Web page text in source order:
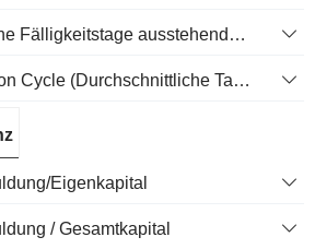
Durchschnittliche Fälligkeitstage ausstehender Zahlungen
Cash Conversion Cycle (Durchschnittliche Tage)
Eigenkapital
/ Gesamtkapital